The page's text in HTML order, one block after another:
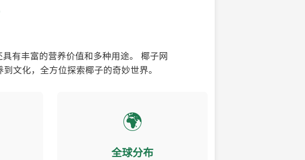
有丰富的营养价值和多种用途。 椰子网
文化，全方位探索椰子的奇妙世界。
🌍
全球分布